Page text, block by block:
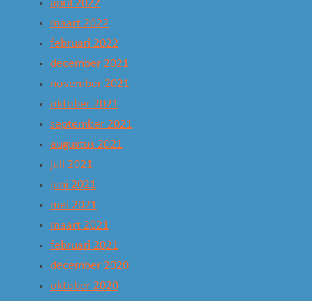
april 2022
maart 2022
februari 2022
december 2021
november 2021
oktober 2021
september 2021
augustus 2021
juli 2021
juni 2021
mei 2021
maart 2021
februari 2021
december 2020
oktober 2020